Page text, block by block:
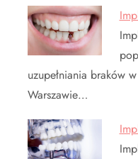
uzupełniania braków
Warszawie…